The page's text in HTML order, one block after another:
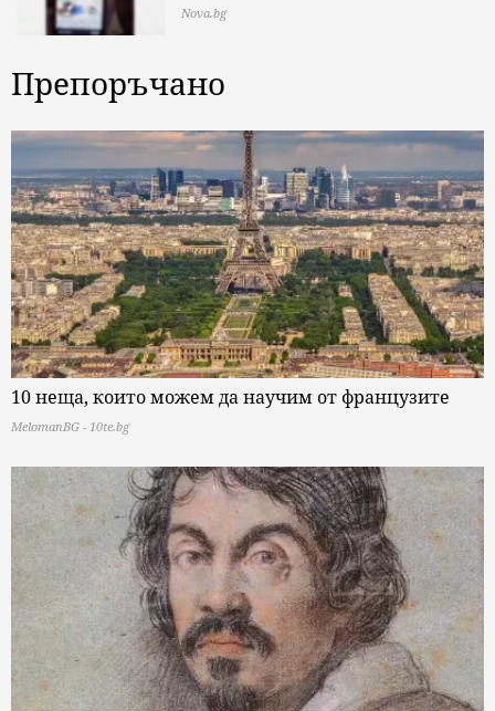
Nova.bg
Препоръчано
10 неща, които можем да научим от французите
MelomanBG - 10te.bg